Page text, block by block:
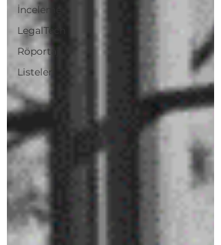
İnceleme
LegalTech
Röportaj
Listeler